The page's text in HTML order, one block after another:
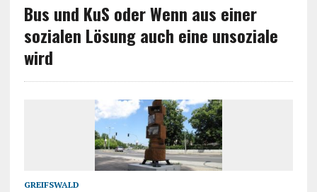
Bus und KuS oder Wenn aus einer
sozialen Lösung auch eine unsoziale
wird
GREIFSWALD